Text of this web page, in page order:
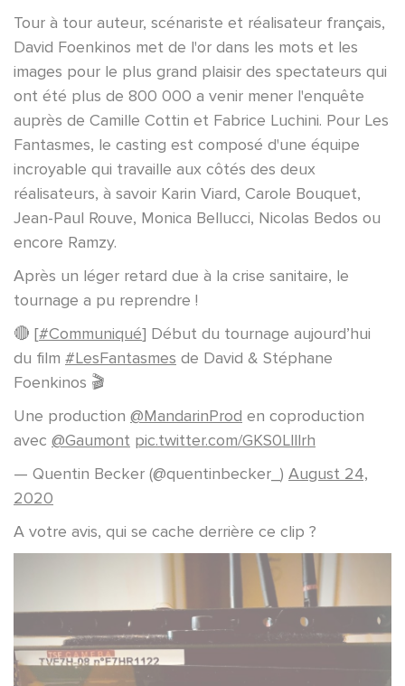
Tour à tour auteur, scénariste et réalisateur français,
David Foenkinos met de l'or dans les mots et les
images pour le plus grand plaisir des spectateurs qui
ont été plus de 800 000 a venir mener l'enquête
auprès de Camille Cottin et Fabrice Luchini. Pour Les
Fantasmes, le casting est composé d'une équipe
incroyable qui travaille aux côtés des deux
réalisateurs, à savoir Karin Viard, Carole Bouquet,
Jean-Paul Rouve, Monica Bellucci, Nicolas Bedos ou
encore Ramzy.
Après un léger retard due à la crise sanitaire, le
tournage a pu reprendre !
🔴 [#Communiqué] Début du tournage aujourd’hui
du film #LesFantasmes de David & Stéphane
Foenkinos 🎬
Une production @MandarinProd en coproduction
avec @Gaumont pic.twitter.com/GKS0Llllrh
— Quentin Becker (@quentinbecker_) August 24,
2020
A votre avis, qui se cache derrière ce clip ?